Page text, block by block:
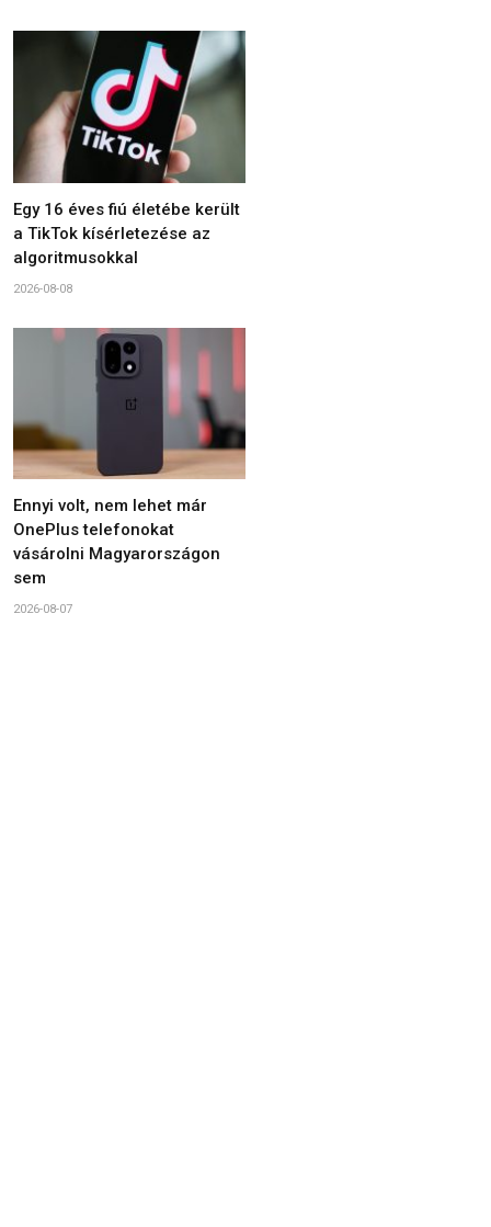
Egy 16 éves fiú életébe került
a TikTok kísérletezése az
algoritmusokkal
2026-08-08
Ennyi volt, nem lehet már
OnePlus telefonokat
vásárolni Magyarországon
sem
2026-08-07